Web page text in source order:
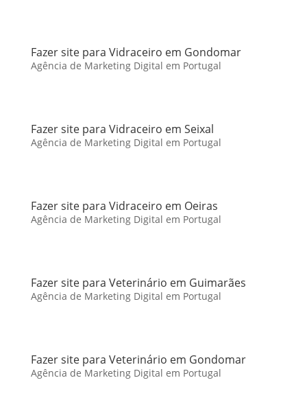
Fazer site para Vidraceiro em Gondomar
Agência de Marketing Digital em Portugal
Fazer site para Vidraceiro em Seixal
Agência de Marketing Digital em Portugal
Fazer site para Vidraceiro em Oeiras
Agência de Marketing Digital em Portugal
Fazer site para Veterinário em Guimarães
Agência de Marketing Digital em Portugal
Fazer site para Veterinário em Gondomar
Agência de Marketing Digital em Portugal